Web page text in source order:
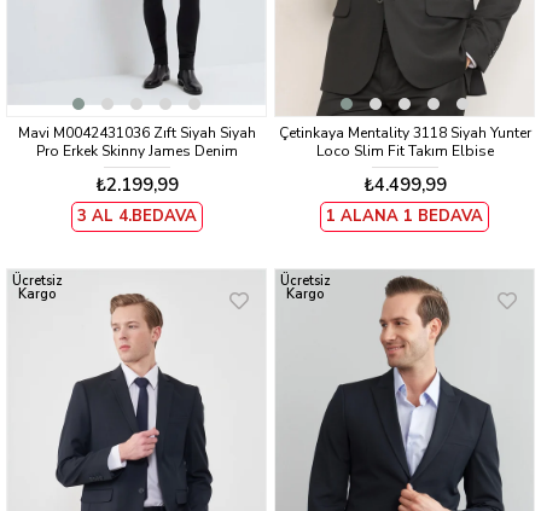
Mavi M0042431036 Zıft Siyah Siyah
Pro Erkek Skinny James Denim
Pantolon
₺2.199,99
3 AL 4.BEDAVA
Çetinkaya Mentality 3118 Siyah Yunter
Loco Slim Fit Takım Elbise
₺4.499,99
1 ALANA 1 BEDAVA
Ücretsiz
Kargo
Ücretsiz
Kargo